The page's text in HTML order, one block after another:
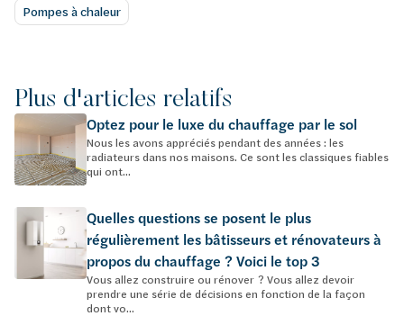
Pompes à chaleur
Plus d'articles relatifs
Optez pour le luxe du chauffage par le sol
Nous les avons appréciés pendant des années : les
radiateurs dans nos maisons. Ce sont les classiques fiables
qui ont...
Quelles questions se posent le plus
régulièrement les bâtisseurs et rénovateurs à
propos du chauffage ? Voici le top 3
Vous allez construire ou rénover ? Vous allez devoir
prendre une série de décisions en fonction de la façon
dont vo...